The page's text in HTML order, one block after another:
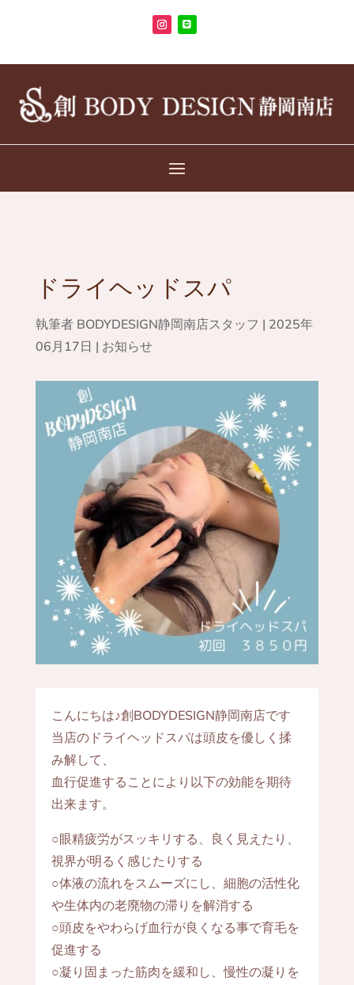
ドライヘッドスパ
執筆者 BODYDESIGN静岡南店スタッフ | 2025年
06月17日 | お知らせ
こんにちは♪創BODYDESIGN静岡南店です
当店のドライヘッドスパは頭皮を優しく揉
み解して、
血行促進することにより以下の効能を期待
出来ます。
○眼精疲労がスッキリする、良く見えたり、
視界が明るく感じたりする
○体液の流れをスムーズにし、細胞の活性化
や生体内の老廃物の滞りを解消する
○頭皮をやわらげ血行が良くなる事で育毛を
促進する
○凝り固まった筋肉を緩和し、慢性の凝りを